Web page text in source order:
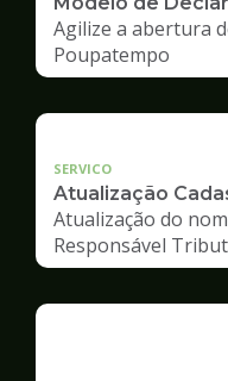
Agilize a abertura
Poupatempo
SERVICO
Atualização
Atualização do
Responsável